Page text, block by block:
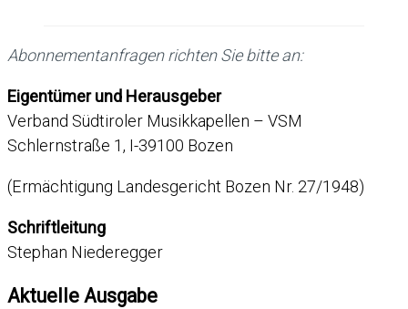
Abonnementanfragen richten Sie bitte an:
Eigentümer und Herausgeber
Verband Südtiroler Musikkapellen – VSM
Schlernstraße 1, I-39100 Bozen
(Ermächtigung Landesgericht Bozen Nr. 27/1948)
Schriftleitung
Stephan Niederegger
Aktuelle Ausgabe